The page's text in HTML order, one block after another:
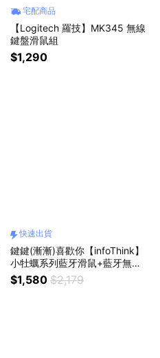
宅配商品
【Logitech 羅技】MK345 無線
鍵盤滑鼠組
$1,290
快速出貨
鍵鍵(漸漸)喜歡你【infoThink】
小牡蠣系列藍牙滑鼠+藍牙無線
鍵盤-2入組（快速出貨）
$1,580 $2,179